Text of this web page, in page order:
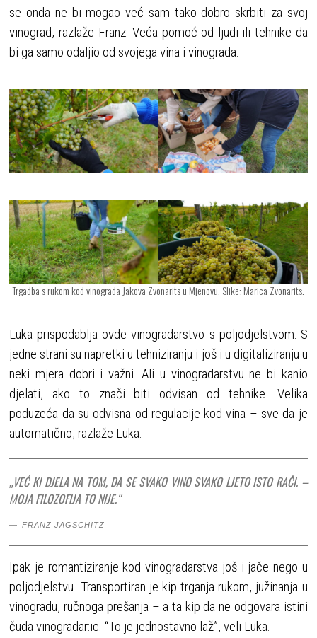
se onda ne bi mogao već sam tako dobro skrbiti za svoj
vinograd, razlaže Franz. Veća pomoć od ljudi ili tehnike da
bi ga samo odaljio od svojega vina i vinograda.
Trgadba s rukom kod vinograda Jakova Zvonarits u Mjenovu. Slike: Marica Zvonarits.
Luka prispodablja ovde vinogradarstvo s poljodjelstvom: S
jedne strani su napretki u tehniziranju i još i u digitaliziranju u
neki mjera dobri i važni. Ali u vinogradarstvu ne bi kanio
djelati, ako to znači biti odvisan od tehnike. Velika
poduzeća da su odvisna od regulacije kod vina – sve da je
automatično, razlaže Luka.
„VEĆ KI DJELA NA TOM, DA SE SVAKO VINO SVAKO LJETO ISTO RAČI. –
MOJA FILOZOFIJA TO NIJE.“
FRANZ JAGSCHITZ
Ipak je romantiziranje kod vinogradarstva još i jače nego u
poljodjelstvu. Transportiran je kip trganja rukom, južinanja u
vinogradu, ručnoga prešanja – a ta kip da ne odgovara istini
čuda vinogradar:ic. “To je jednostavno laž”, veli Luka.